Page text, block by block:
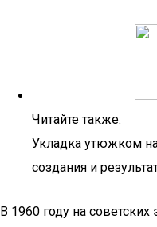
Читайте также:
Укладка утюжком
создания и
В 1960 году на